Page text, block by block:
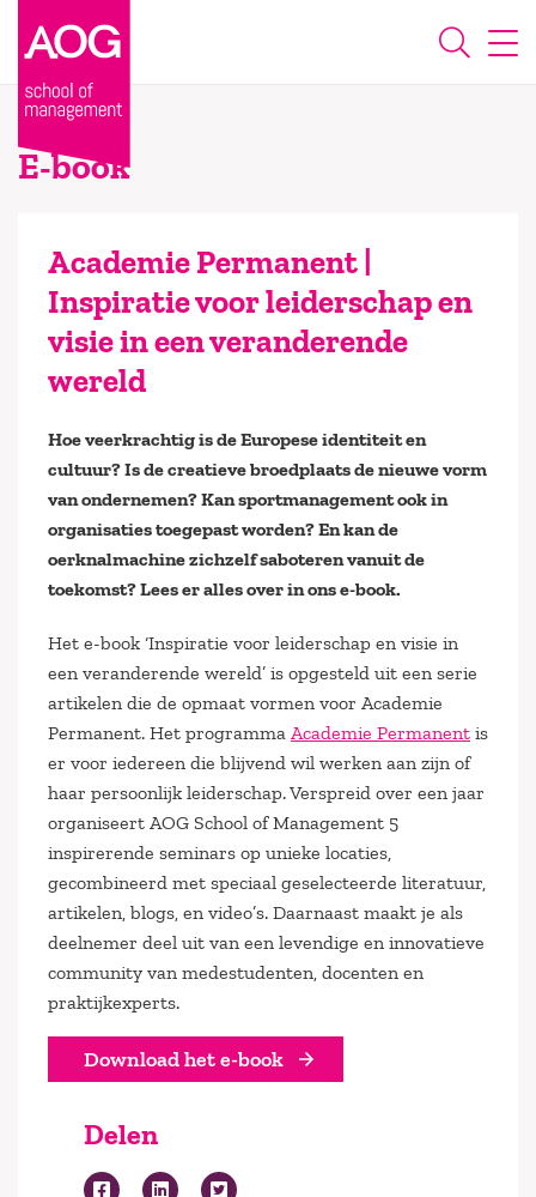
E-book
Academie Permanent |
Inspiratie voor leiderschap en
visie in een veranderende
wereld
Hoe veerkrachtig is de Europese identiteit en
cultuur? Is de creatieve broedplaats de nieuwe vorm
van ondernemen? Kan sportmanagement ook in
organisaties toegepast worden? En kan de
oerknalmachine zichzelf saboteren vanuit de
toekomst? Lees er alles over in ons e-book.
Het e-book ‘Inspiratie voor leiderschap en visie in
een veranderende wereld’ is opgesteld uit een serie
artikelen die de opmaat vormen voor Academie
Permanent. Het programma Academie Permanent is
er voor iedereen die blijvend wil werken aan zijn of
haar persoonlijk leiderschap. Verspreid over een jaar
organiseert AOG School of Management 5
inspirerende seminars op unieke locaties,
gecombineerd met speciaal geselecteerde literatuur,
artikelen, blogs, en video’s. Daarnaast maakt je als
deelnemer deel uit van een levendige en innovatieve
community van medestudenten, docenten en
praktijkexperts.
Download het e-book
Delen